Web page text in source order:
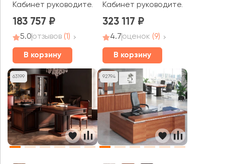
Кабинет руководителя Vegas (df)
183 757
5.0отзывов (1)
В корзину
Кабинет руководителя
323 117
4.7оценок (9)
В корзину
63199 92794